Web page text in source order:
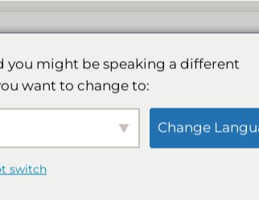
in
In-Flight
you might be speaking a different
want to change to:
Change
switch